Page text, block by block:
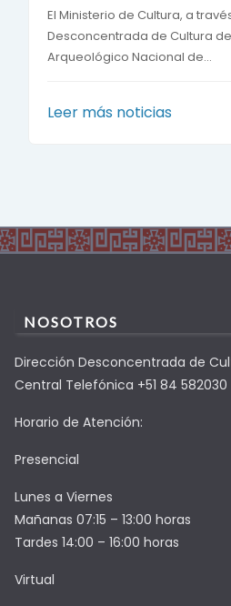
El Ministerio de Cultura, a
Desconcentrada de Cultura
Arqueológico Nacional de...
Leer más noticias
NOSOTROS
Dirección Desconcentrada de
Central Telefónica +51 84 582030
Horario de Atención:
Presencial
Lunes a Viernes
Mañanas 07:15 – 13:00 horas
Tardes 14:00 – 16:00 horas
Virtual